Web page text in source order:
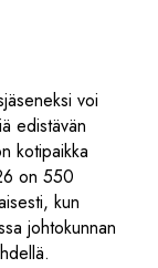
voi
edistävän
kotipaikka
on 550
kun
johtokunnan